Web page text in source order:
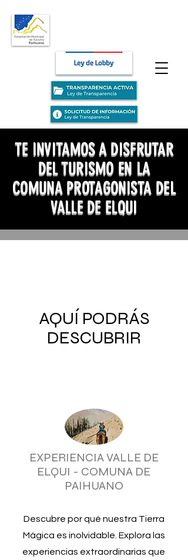
TE INVITAMOS A DISFRUTAR
DEL TURISMO EN LA
COMUNA PROTAGONISTA DEL
VALLE DE ELQUI
AQUÍ PODRÁS
DESCUBRIR
EXPERIENCIA VALLE DE
ELQUI - COMUNA DE
PAIHUANO
Descubre por qué nuestra Tierra
Mágica es inolvidable. Explora las
experiencias extraordinarias que